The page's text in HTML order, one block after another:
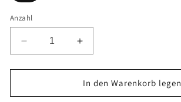
Anzahl
Verringere
die
Menge
CEM
Erhöhe
die
Menge
für
CEM
In den Warenkorb legen